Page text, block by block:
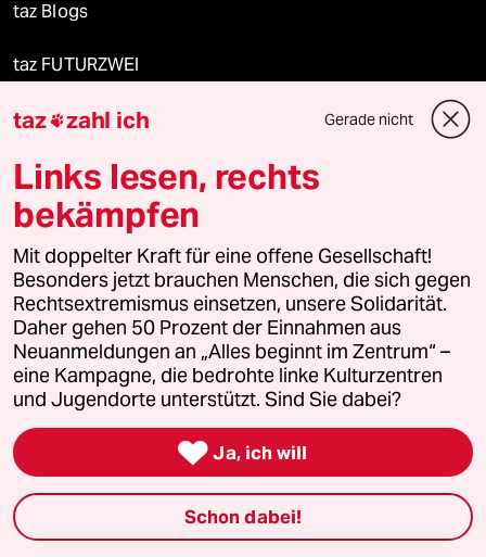
taz Blogs
taz FUTURZWEI
Le Monde diplomatique
taz Archiv
Mehr taz Angebote
Reisen
Kantine
Shop
Anzeigen
taz zahl ich Gerade nicht
Links lesen, rechts
bekämpfen
Mit doppelter Kraft für eine offene Gesellschaft!
Besonders jetzt brauchen Menschen, die sich gegen
Rechtsextremismus einsetzen, unsere Solidarität.
Daher gehen 50 Prozent der Einnahmen aus
Neuanmeldungen an „Alles beginnt im Zentrum“ –
eine Kampagne, die bedrohte linke Kulturzentren
und Jugendorte unterstützt. Sind Sie dabei?
 Ja, ich will
Schon dabei!